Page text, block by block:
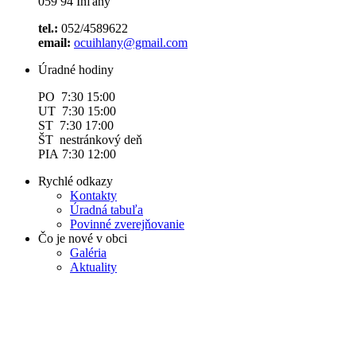
tel.: 052/4589622
email: ocuihlany@gmail.com
Úradné hodiny
PO 7:30 15:00
UT 7:30 15:00
ST 7:30 17:00
ŠT nestránkový deň
PIA 7:30 12:00
Rychlé odkazy
Kontakty
Úradná tabuľa
Povinné zverejňovanie
Čo je nové v obci
Galéria
Aktuality